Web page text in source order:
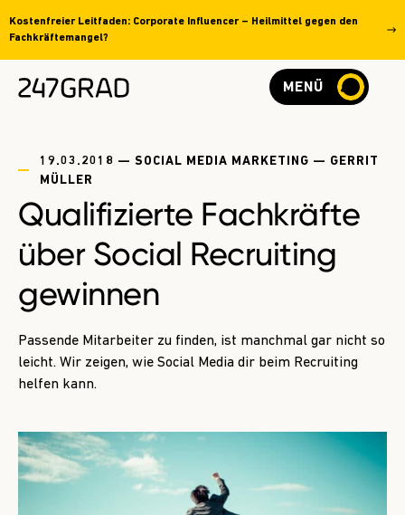
Kostenfreier Leitfaden: Corporate Influencer – Heilmittel gegen den
Fachkräftemangel?
MENÜ
19.03.2018 — SOCIAL MEDIA MARKETING — GERRIT
MÜLLER
Qualifizierte Fachkräfte
über Social Recruiting
gewinnen
Passende Mitarbeiter zu finden, ist manchmal gar nicht so
leicht. Wir zeigen, wie Social Media dir beim Recruiting
helfen kann.